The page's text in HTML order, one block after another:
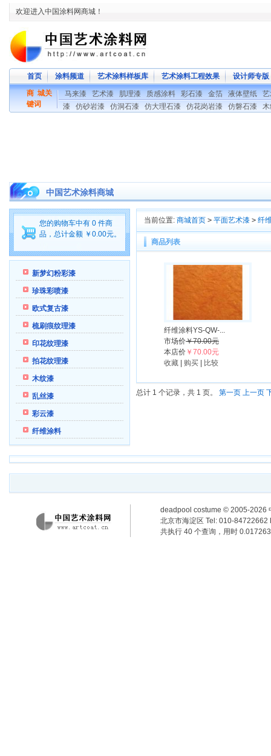
欢迎进入中国涂料网商城！
首页 涂料频道 艺术涂料样板库 艺术涂料工程效果
设计师专版
商 城关
键词
马来漆 艺术漆 肌理漆 质感涂料 彩石漆 金箔 液体壁纸
漆
仿砂岩漆 仿洞石漆 仿大理石漆 仿花岗岩漆 仿磐石漆
中国艺术涂料商城
您的购物车中有 0 件商
品，总计金额 ￥0.00元。
新梦幻粉彩漆
珍珠彩喷漆
欧式复古漆
梳刷痕纹理漆
印花纹理漆
拍花纹理漆
木纹漆
乱丝漆
彩云漆
纤维涂料
当前位置: 商城首页 > 平面艺术漆 > 纤
商品列表
纤维涂料YS-QW-...
市场价￥70.00元
本店价 ￥70.00元
收藏
购买 比较
总计 1 个记录，共 1 页。 第一页 上一页
deadpool costume © 2005-2026
北京市海淀区 Tel: 010-84722662
共执行 40 个查询，用时